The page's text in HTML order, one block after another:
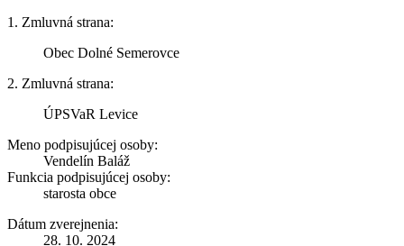
1. Zmluvná strana:
Obec Dolné Semerovce
2. Zmluvná strana:
ÚPSVaR Levice
Meno podpisujúcej osoby:
Vendelín Baláž
Funkcia podpisujúcej osoby:
starosta obce
Dátum zverejnenia:
28. 10. 2024